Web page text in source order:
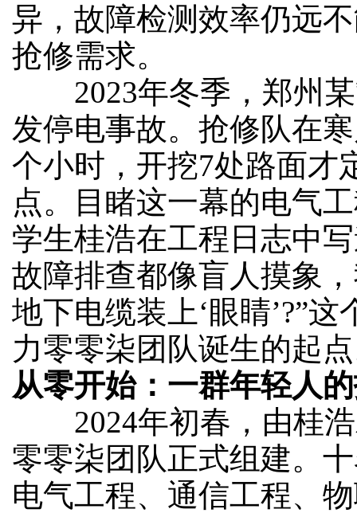
异，故障检测效率仍远
抢修需求。
2023年冬季，郑州某
发停电事故。抢修队在
个小时，开挖7处路面才
点。目睹这一幕的电气
学生桂浩在工程日志中
故障排查都像盲人摸象
地下电缆装上‘眼睛’?”
力零零柒团队诞生的起
从零开始：一群年轻人
2024年初春，由桂浩
零零柒团队正式组建。
电气工程、通信工程、